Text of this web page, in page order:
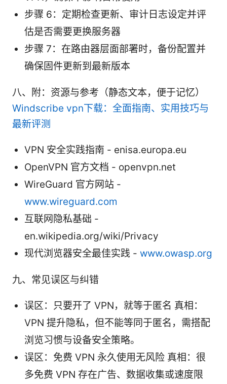
步骤 6：定期检查更新、审计日志设定并评
估是否需要更换服务器
步骤 7：在路由器层面部署时，备份配置并
确保固件更新到最新版本
八、附：资源与参考（静态文本，便于记忆）
Windscribe vpn下载：全面指南、实用技巧与
最新评测
VPN 安全实践指南 - enisa.europa.eu
OpenVPN 官方文档 - openvpn.net
WireGuard 官方网站 -
www.wireguard.com
互联网隐私基础 -
en.wikipedia.org/wiki/Privacy
现代浏览器安全最佳实践 - www.owasp.org
九、常见误区与纠错
误区：只要开了 VPN，就等于匿名 真相：
VPN 提升隐私，但不能等同于匿名，需搭配
浏览习惯与设备安全策略。
误区：免费 VPN 永久使用无风险 真相：很
多免费 VPN 存在广告、数据收集或速度限